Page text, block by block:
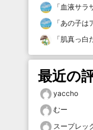
「血液サラ
「あの子は
「肌真っ白
最近の
yaccho
むー
スープレッ